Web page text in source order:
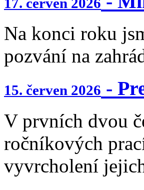
Na konci roku
pozvání na
15. červen 2026 -
V prvních dvou
ročníkových
vyvrcholení